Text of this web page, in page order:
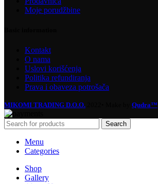
Moje porudžbine
Kontakt
O nama
Uslovi korišćenja
Politika refundiranja
Prava i obaveza potrošača
MIKOMI TRADING D.O.O. Qudra™
Search
Menu
Categories
Shop
Gallery